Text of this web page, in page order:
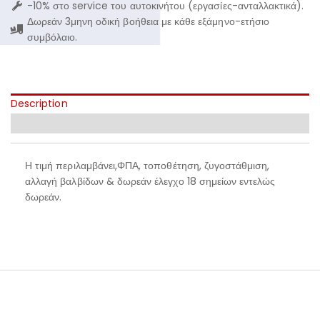
-10% στο service του αυτοκινήτου (εργασίες-ανταλλακτικά).
Δωρεάν 3μηνη οδική βοήθεια με κάθε εξάμηνο-ετήσιο
συμβόλαιο.
Description
Η τιμή περιλαμβάνει,ΦΠΑ, τοποθέτηση, ζυγοστάθμιση,
αλλαγή βαλβίδων & δωρεάν έλεγχο 18 σημείων εντελώς
δωρεάν.